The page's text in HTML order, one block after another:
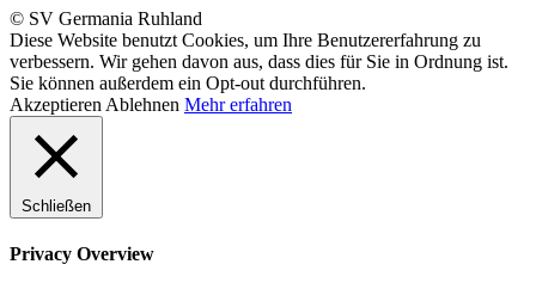
© SV Germania Ruhland
Diese Website benutzt Cookies, um Ihre Benutzererfahrung zu
verbessern. Wir gehen davon aus, dass dies für Sie in Ordnung ist.
Sie können außerdem ein Opt-out durchführen.
Akzeptieren Ablehnen Mehr erfahren
Schließen
Privacy Overview